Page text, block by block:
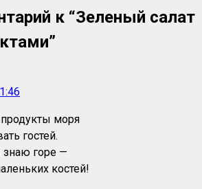
к “Зеленый салат
”
моря
гостей.
горе —
костей!